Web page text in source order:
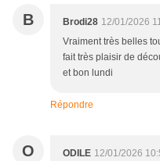
B Brodi28 12/01/2026
Vraiment très belles
fait très plaisir de
et bon lundi
Répondre
O ODILE 12/01/2026